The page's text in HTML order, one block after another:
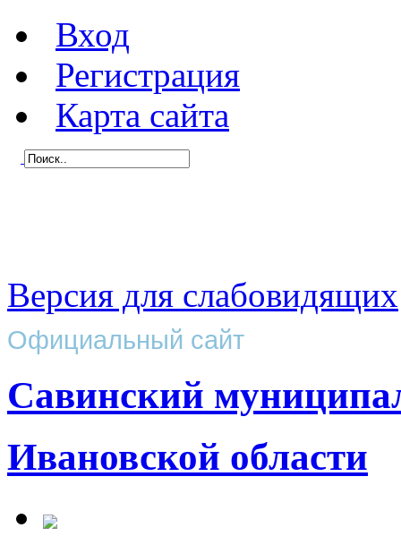
Вход
Регистрация
Карта сайта
Версия для слабовидящих
Официальный сайт
Савинский
Ивановской области